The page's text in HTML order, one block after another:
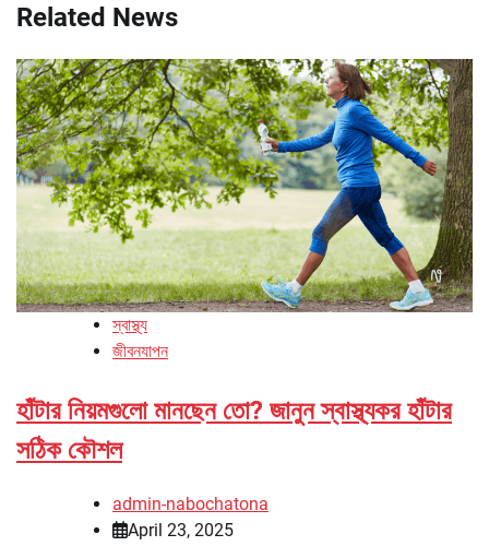
Related News
স্বাস্থ্য
জীবনযাপন
হাঁটার নিয়মগুলো মানছেন তো? জানুন স্বাস্থ্যকর হাঁটার
সঠিক কৌশল
admin-nabochatona
April 23, 2025